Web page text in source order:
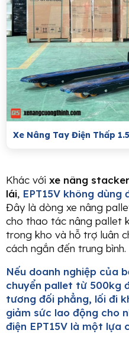
Xe Nâng Tay Điện Thấp
Khác với xe nâng stacker
lái, EPT15V không dùng
Đây là dòng xe nâng
cho thao tác nâng pallet
trong kho và hỗ trợ luân
cách ngắn đến trung bình.
Nếu doanh nghiệp của
chuyển pallet từ 500kg
tương đối phẳng, lối đi
giảm sức lao động cho
điện EPT15V là một lựa